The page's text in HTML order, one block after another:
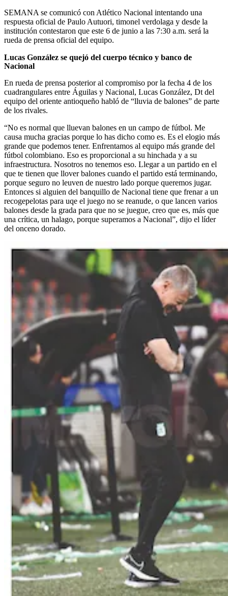
SEMANA se comunicó con Atlético Nacional intentando una
respuesta oficial de Paulo Autuori, timonel verdolaga y desde la
institución contestaron que este 6 de junio a las 7:30 a.m. será la
rueda de prensa oficial del equipo.
Lucas González se quejó del cuerpo técnico y banco de
Nacional
En rueda de prensa posterior al compromiso por la fecha 4 de los
cuadrangulares entre Águilas y Nacional, Lucas González, Dt del
equipo del oriente antioqueño habló de “lluvia de balones” de parte
de los rivales.
“No es normal que lluevan balones en un campo de fútbol. Me
causa mucha gracias porque lo has dicho como es. Es el elogio más
grande que podemos tener. Enfrentamos al equipo más grande del
fútbol colombiano. Eso es proporcional a su hinchada y a su
infraestructura. Nosotros no tenemos eso. Llegar a un partido en el
que te tienen que llover balones cuando el partido está terminando,
porque seguro no leuven de nuestro lado porque queremos jugar.
Entonces si alguien del banquillo de Nacional tiene que frenar a un
recogepelotas para uqe el juego no se reanude, o que lancen varios
balones desde la grada para que no se juegue, creo que es, más que
una crítica, un halago, porque superamos a Nacional”, dijo el líder
del onceno dorado.